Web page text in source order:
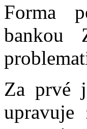
Forma
bankou
Za prvé